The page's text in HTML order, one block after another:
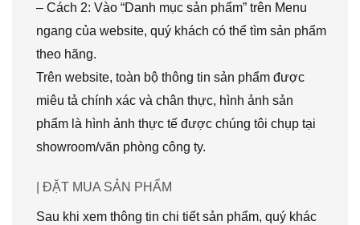
– Cách 2: Vào “Danh mục sản phẩm” trên Menu
ngang của website, quý khách có thể tìm sản phẩm
theo hãng.
Trên website, toàn bộ thông tin sản phẩm được
miêu tả chính xác và chân thực, hình ảnh sản
phẩm là hình ảnh thực tế được chúng tôi chụp tại
showroom/văn phòng công ty.
| ĐẶT MUA SẢN PHẨM
Sau khi xem thông tin chi tiết sản phẩm, quý khác